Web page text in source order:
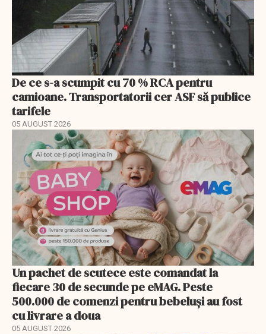
De ce s-a scumpit cu 70 % RCA pentru
camioane. Transportatorii cer ASF să publice
tarifele
05 AUGUST 2026
Un pachet de scutece este comandat la
fiecare 30 de secunde pe eMAG. Peste
500.000 de comenzi pentru bebeluși au fost
cu livrare a doua
05 AUGUST 2026